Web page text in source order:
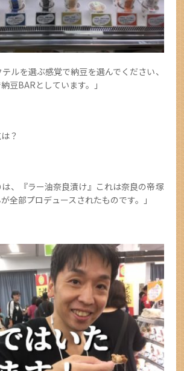
ルを選ぶ感覚で納豆を選んでください、
豆BARとしています。」
？
、『ラー油奈良漬け』これは奈良の帝塚
全部プロデュースされたものです。」